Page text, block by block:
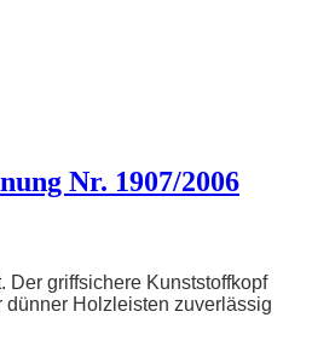
Nr. 1907/2006
griffsichere Kunststoffkopf
Holzleisten zuverlässig